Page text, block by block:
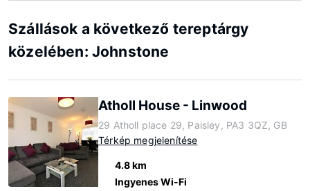
Szállások a következő tereptárgy
közelében: Johnstone
Atholl House - Linwood
29 Atholl place 29, Paisley, PA3 3QZ, GB
Térkép megjelenítése
4.8 km
Ingyenes Wi-Fi